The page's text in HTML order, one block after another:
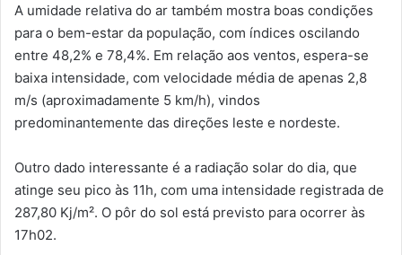
A umidade relativa do ar também mostra boas condições
para o bem-estar da população, com índices oscilando
entre 48,2% e 78,4%. Em relação aos ventos, espera-se
baixa intensidade, com velocidade média de apenas 2,8
m/s (aproximadamente 5 km/h), vindos
predominantemente das direções leste e nordeste.
Outro dado interessante é a radiação solar do dia, que
atinge seu pico às 11h, com uma intensidade registrada de
287,80 Kj/m². O pôr do sol está previsto para ocorrer às
17h02.